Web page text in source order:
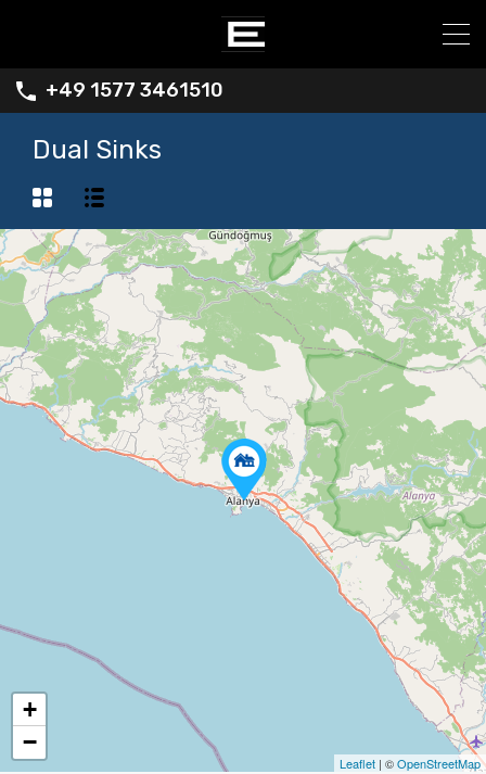
+49 1577 3461510
Dual Sinks
+
−
Leaflet | ©OpenStreetMap